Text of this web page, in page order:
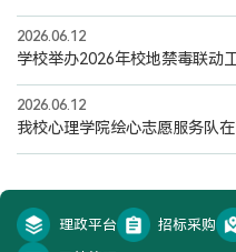
2026.06.12
2026.06.12
我校心理学院绘心志愿服务队
理政平台 招标采购